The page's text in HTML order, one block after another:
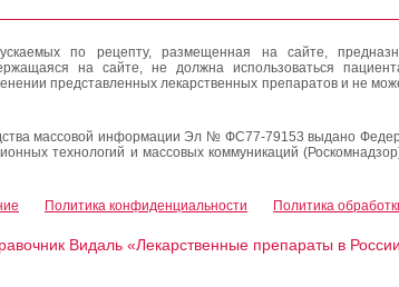
по рецепту, размещенная на сайте,
на сайте, не должна использоваться
представленных лекарственных препаратов и не
массовой информации Эл № ФС77-79153 выдано
технологий и массовых коммуникаций
Политика конфиденциальности Политика
Видаль «Лекарственные препараты в